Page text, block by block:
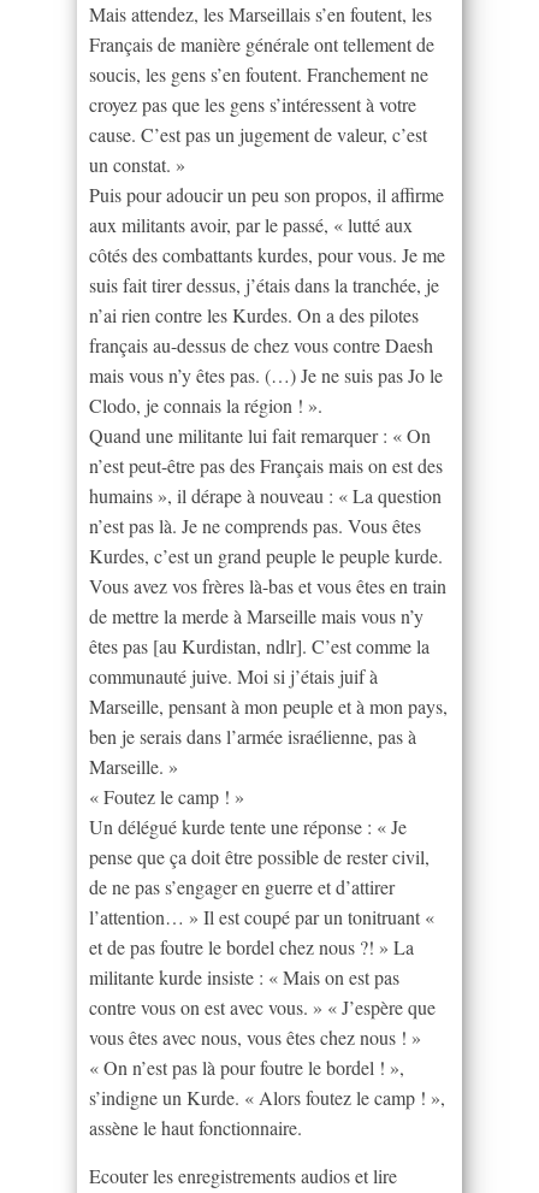
Mais attendez, les Marseillais s’en foutent, les
Français de manière générale ont tellement de
soucis, les gens s’en foutent. Franchement ne
croyez pas que les gens s’intéressent à votre
cause. C’est pas un jugement de valeur, c’est
un constat. »
Puis pour adoucir un peu son propos, il affirme
aux militants avoir, par le passé, « lutté aux
côtés des combattants kurdes, pour vous. Je me
suis fait tirer dessus, j’étais dans la tranchée, je
n’ai rien contre les Kurdes. On a des pilotes
français au-dessus de chez vous contre Daesh
mais vous n’y êtes pas. (…) Je ne suis pas Jo le
Clodo, je connais la région ! ».
Quand une militante lui fait remarquer : « On
n’est peut-être pas des Français mais on est des
humains », il dérape à nouveau : « La question
n’est pas là. Je ne comprends pas. Vous êtes
Kurdes, c’est un grand peuple le peuple kurde.
Vous avez vos frères là-bas et vous êtes en train
de mettre la merde à Marseille mais vous n’y
êtes pas [au Kurdistan, ndlr]. C’est comme la
communauté juive. Moi si j’étais juif à
Marseille, pensant à mon peuple et à mon pays,
ben je serais dans l’armée israélienne, pas à
Marseille. »
« Foutez le camp ! »
Un délégué kurde tente une réponse : « Je
pense que ça doit être possible de rester civil,
de ne pas s’engager en guerre et d’attirer
l’attention… » Il est coupé par un tonitruant «
et de pas foutre le bordel chez nous ?! » La
militante kurde insiste : « Mais on est pas
contre vous on est avec vous. » « J’espère que
vous êtes avec nous, vous êtes chez nous ! »
« On n’est pas là pour foutre le bordel ! »,
s’indigne un Kurde. « Alors foutez le camp ! »,
assène le haut fonctionnaire.
Ecouter les enregistrements audios et lire